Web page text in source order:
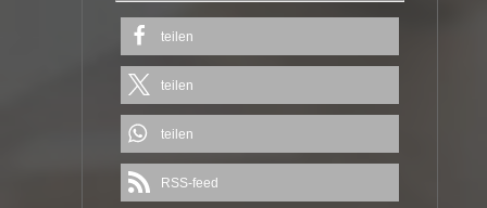
teilen
teilen
teilen
RSS-feed